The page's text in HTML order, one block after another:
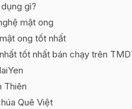
gì?
mật ong
ong tốt nhất
tốt nhất bán chạy trên
Thiên
Quê Việt